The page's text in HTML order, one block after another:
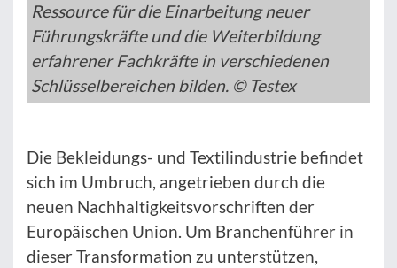
Ressource für die Einarbeitung neuer
Führungskräfte und die Weiterbildung
erfahrener Fachkräfte in verschiedenen
Schlüsselbereichen bilden. © Testex
Die Bekleidungs- und Textilindustrie befindet
sich im Umbruch, angetrieben durch die
neuen Nachhaltigkeitsvorschriften der
Europäischen Union. Um Branchenführer in
dieser Transformation zu unterstützen,